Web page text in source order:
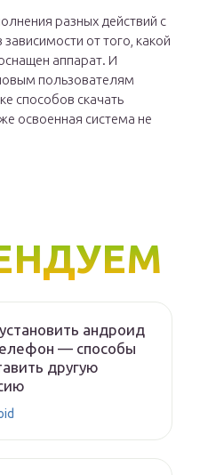
разных действий с
от того, какой
аппарат. И
пользователям
способов скачать
освоенная система не
андроид
— способы
другую